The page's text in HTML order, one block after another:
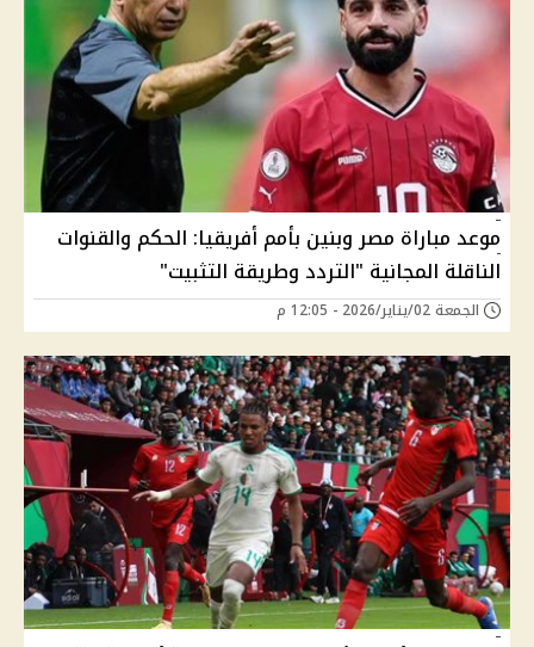
موعد مباراة مصر وبنين بأمم أفريقيا: الحكم والقنوات
الناقلة المجانية "التردد وطريقة التثبيت"
الجمعة 02/يناير/2026 - 12:05 م